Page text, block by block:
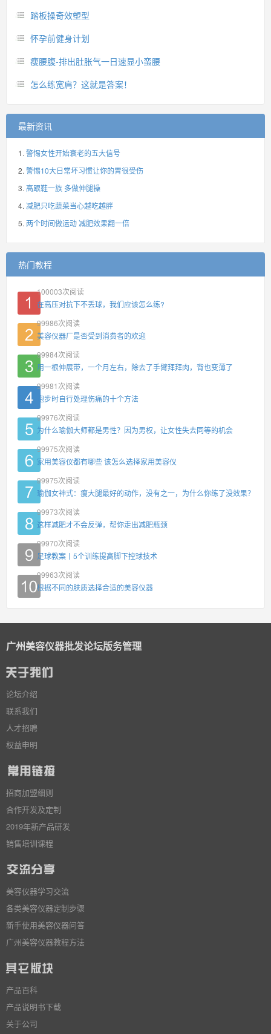
踏板操奇效塑型
怀孕前健身计划
瘦腰腹-排出肚胀气一日速显小蛮腰
怎么练宽肩？这就是答案！
最新资讯
警惕女性开始衰老的五大信号
警惕10大日常坏习惯让你的胃很受伤
高跟鞋一族 多做伸腿操
减肥只吃蔬菜当心越吃越胖
两个时间做运动 减肥效果翻一倍
热门教程
100003次阅读
在高压对抗下不丢球，我们应该怎么练?
99986次阅读
美容仪器厂是否受到消费者的欢迎
99984次阅读
用一根伸展带，一个月左右，除去了手臂拜拜肉，背也变薄了
99981 次阅读
跑步时自行处理伤痛的十个方法
99976次阅读
为什么瑜伽大师都是男性？因为男权，让女性失去同等的机会
99975次阅读
家用美容仪都有哪些 该怎么选择家用美容仪
99975次阅读
瑜伽女神式：瘦大腿最好的动作，没有之一，为什么你练了没效果？
99973次阅读
这样减肥才不会反弹，帮你走出减肥瓶颈
99970次阅读
足球教案丨5个训练提高脚下控球技术
99963次阅读
根据不同的肤质选择合适的美容仪器
广州美容仪器批发论坛版务管理
论坛介绍
联系我们
人才招聘
权益申明
招商加盟细则
合作开发及定制
2019年新产品研发
销售培训课程
美容仪器学习交流
各类美容仪器定制步骤
新手使用美容仪器问答
广州美容仪器教程方法
产品百科
产品说明书下载
关于公司